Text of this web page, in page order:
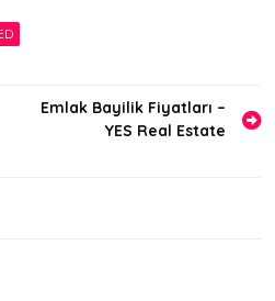
Emlak Bayilik Fiyatları –
YES Real Estate